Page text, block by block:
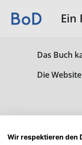
Ein
Das Buch
Die
Wir respektieren den